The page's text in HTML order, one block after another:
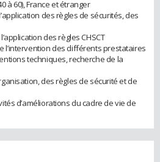
à 60), France et étranger
des règles de sécurités, des
des règles CHSCT
l’intervention des différents prestataires
techniques, recherche de la
des règles de sécurité et de
d’améliorations du cadre de vie de